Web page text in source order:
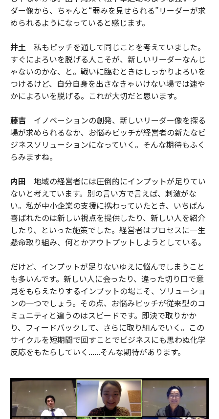
ダー像から、ちゃんと“弱みを見せられる”リーダーが求
められるようになっていると感じます。
井土 私もピッチを通して同じことを考えていました。
すぐによろいを脱げる人こそが、新しいリーダーなんじ
ゃないのかな、と。戦いに臨むときはしっかりよろいを
つけるけど、自分自身を出さなきゃいけない場では速や
かによろいを脱げる。これが大切だと思います。
藤吉イノベーションの創発、新しいリーダー像を探る
場が求められるなか、お悩みピッチが経営者の新たなビ
ジネスソリューションになっていく。そんな期待もふく
らみますね。
内田 地域の経営者には圧倒的にインプットが足りてい
ないと考えています。別の言い方で言えば、刺激がな
い。私が中小企業の支援に携わっていたとき、いちばん
喜ばれたのは新しい視点を提供したり、新しい人を紹介
したり、といった施策でした。経営者はプロセスに一生
懸命取り組み、何とかアウトプットしようとしている。
だけど、インプットが足りないゆえに悩んでしまうこと
も多いんです。新しい人に会ったり、違った切り口で意
見をもらえたりするインプットの場こそ、ソリューショ
ンの一つでしょう。その点、お悩みピッチが従来型のコ
ミュニティと違うのはスピードです。即決で取りかか
り、フィードバックして、さらに取り組んでいく。この
サイクルを短期間で回すことでビジネスにも思わぬ化学
反応をもたらしていく......そんな期待があります。